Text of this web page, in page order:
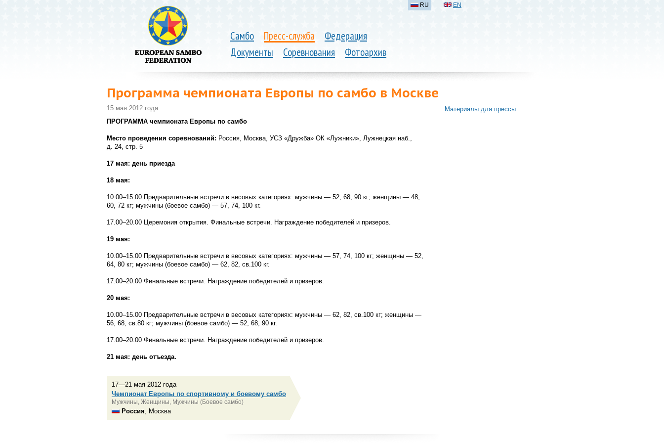
Самбо Пресс-служба
Федерация
Документы
Соревнования Фотоархив
RU EN
Программа чемпионата Европы по самбо в Москве
15 мая 2012 года
ПРОГРАММА чемпионата Европы по самбо
Место проведения соревнований: Россия, Москва, УСЗ «Дружба» ОК «Лужники», Лужнецкая наб.,
д. 24, стр. 5
17 мая: день приезда
18 мая:
10.00–15.00 Предварительные встречи в весовых категориях: мужчины — 52, 68, 90 кг; женщины — 48,
60, 72 кг; мужчины (боевое самбо) — 57, 74, 100 кг.
17.00–20.00 Церемония открытия. Финальные встречи. Награждение победителей и призеров.
19 мая:
10.00–15.00 Предварительные встречи в весовых категориях: мужчины — 57, 74, 100 кг; женщины — 52,
64, 80 кг; мужчины (боевое самбо) — 62, 82, св.100 кг.
17.00–20.00 Финальные встречи. Награждение победителей и призеров.
20 мая:
10.00–15.00 Предварительные встречи в весовых категориях: мужчины — 62, 82, св.100 кг; женщины —
56, 68, св.80 кг; мужчины (боевое самбо) — 52, 68, 90 кг.
17.00–20.00 Финальные встречи. Награждение победителей и призеров.
21 мая: день отъезда.
17—21 мая 2012 года
Чемпионат Европы по спортивному и боевому самбо
Мужчины, Женщины, Мужчины (Боевое самбо)
Россия , Москва
Материалы для прессы